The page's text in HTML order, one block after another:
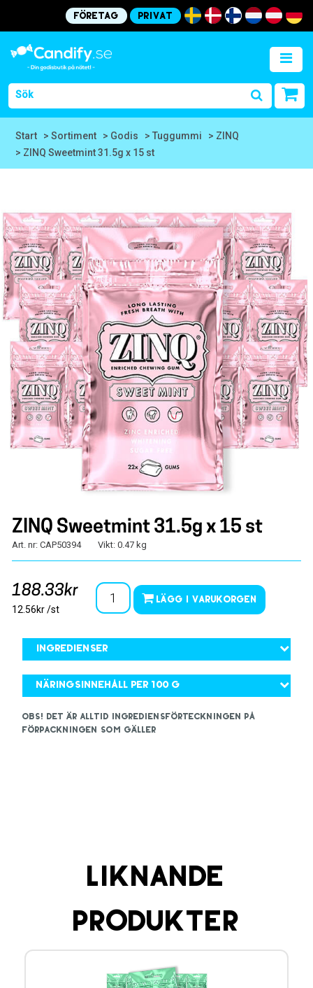
Företag Privat
Start > Sortiment > Godis > Tuggummi
> ZINQ
> ZINQ Sweetmint 31.5g x 15 st
ZINQ Sweetmint 31.5g x 15 st
Art. nr: CAP50394 Vikt: 0.47 kg
188.33kr
12.56kr /st
Lägg i varukorgen
Ingredienser
Näringsinnehåll per 100 g
OBS! Det är alltid ingrediensförteckningen på
förpackningen som gäller
Liknande
produkter